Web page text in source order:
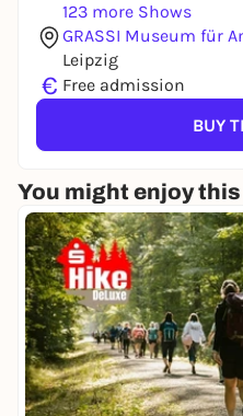
123 more Shows
GRASSI Museum für
Leipzig
€ Free admission
BUY
You might enjoy